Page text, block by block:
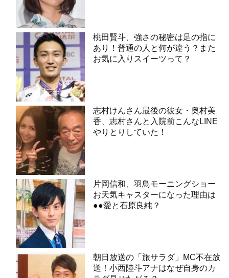
桃田賢斗、強さの秘密は足の指に
あり！普通の人と何が違う？また
お気に入りスイーツって？
志村けんさん最後の彼女・奥村美
香、志村さんと入院前こんなLINE
やりとりしていた！
片岡信和、羽鳥モーニングショー
お天気キャスターになった理由は
●●愛と石原良純？
朝日放送の「旅サラダ」MC不在放
送！小西陸斗アナはなぜ自身のカ